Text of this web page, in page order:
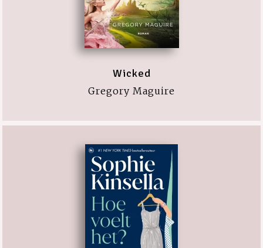
Wicked
Gregory Maguire